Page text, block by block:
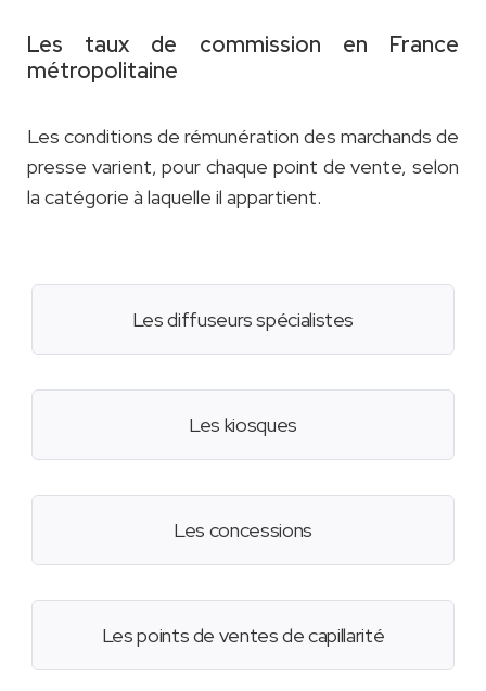
Les taux de commission en France
métropolitaine
Les conditions de rémunération des marchands de
presse varient, pour chaque point de vente, selon
la catégorie à laquelle il appartient.
Les diffuseurs spécialistes
Les kiosques
Les concessions
Les points de ventes de capillarité